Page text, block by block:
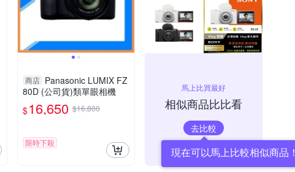
商店 Panasonic LUMIX FZ
80D (公司貨)類單眼相機
$16,650 $16,800
限時下殺
馬上比買最好
相似商品比比看
去比較
現在可以馬上比較相似商品！